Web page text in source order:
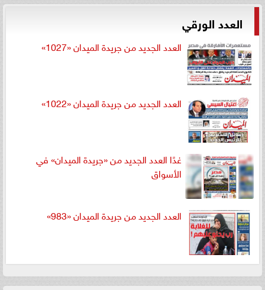
العدد الورقي
العدد الجديد من جريدة الميدان «1027»
العدد الجديد من جريدة الميدان «1022»
غدًا العدد الجديد من «جريدة الميدان» في
الأسواق
العدد الجديد من جريدة الميدان «983»